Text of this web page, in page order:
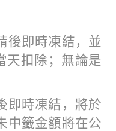
後即時凍結，並
天扣除；無論是
即時凍結，將於
中籤金額將在公